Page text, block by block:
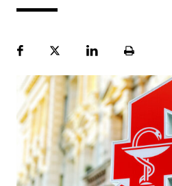
FacebookPlattformLinekdInSeite